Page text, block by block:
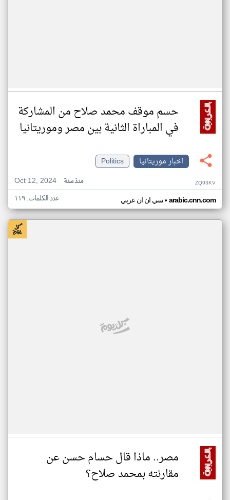
حسم موقف محمد صلاح من المشاركة
في المباراة الثانية بين مصر وموريتانيا
اخبار موريتانيا
Politics
Oct 12, 2024
منذ سنة ZQ93KV
سي ان ان عربي• arabic.cnn.com عدد الكلمات: ١١٩
مصر.. ماذا قال حسام حسن عن
مقارنته بمحمد صلاح؟